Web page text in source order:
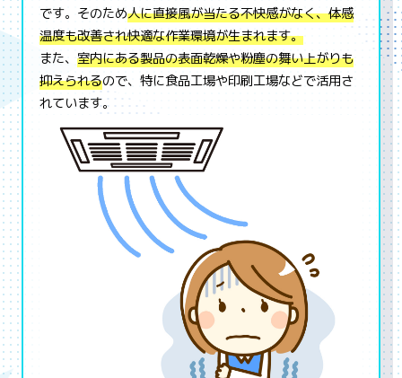
です。そのため人に直接風が当たる不快感がなく、体感
温度も改善され快適な作業環境が生まれます。
また、 室内にある製品の表面乾燥や粉塵の舞い上がりも
抑えられるので、特に食品工場や印刷工場などで活用さ
れています。